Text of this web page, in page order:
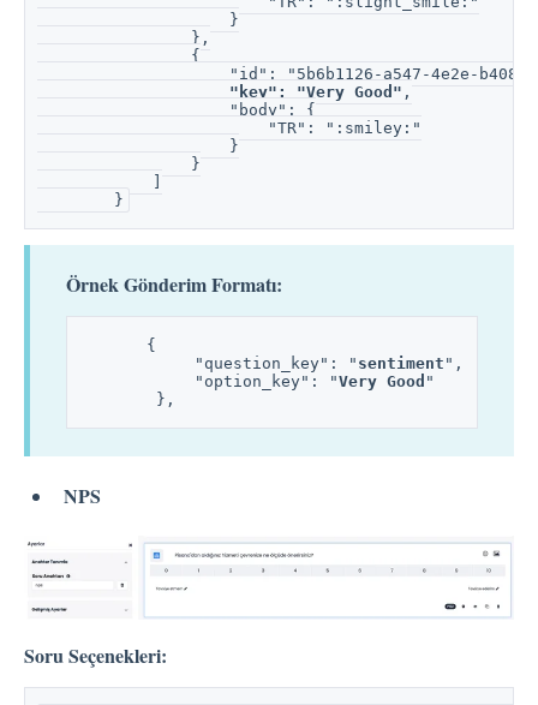
                    }
                },
                {
"id": "5b6b1126-a547-4e2e-b408-
"key": "Very Good" ,
                    "body": {
                        "TR": ":smiley:"
                    }
                }
        }
Örnek Gönderim Formatı:
       {
            "question_key": "
sentiment ",
            "option_key": "
Very Good "
        },
NPS
Soru Seçenekleri: